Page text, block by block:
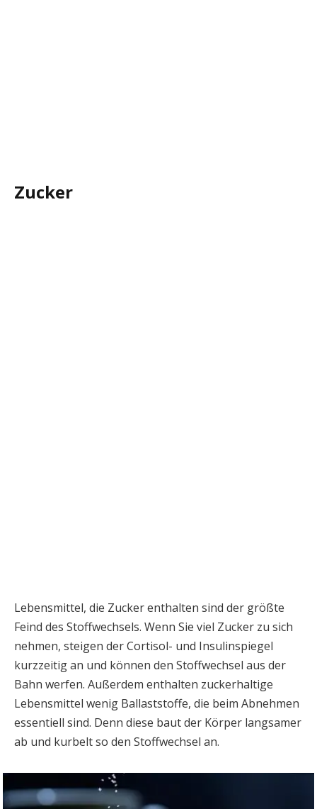
Zucker
Lebensmittel, die Zucker enthalten sind der größte
Feind des Stoffwechsels. Wenn Sie viel Zucker zu sich
nehmen, steigen der Cortisol- und Insulinspiegel
kurzzeitig an und können den Stoffwechsel aus der
Bahn werfen. Außerdem enthalten zuckerhaltige
Lebensmittel wenig Ballaststoffe, die beim Abnehmen
essentiell sind. Denn diese baut der Körper langsamer
ab und kurbelt so den Stoffwechsel an.